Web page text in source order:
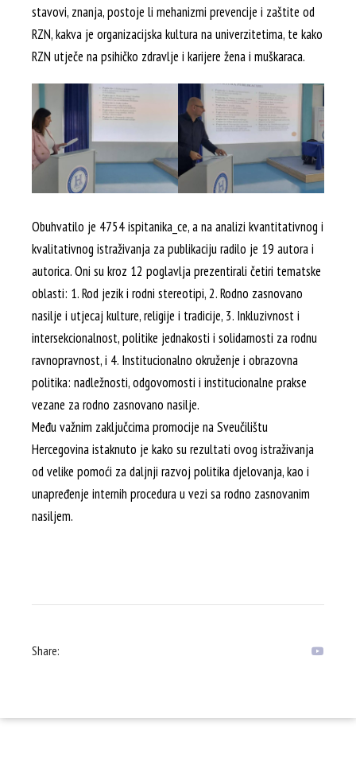
stavovi, znanja, postoje li mehanizmi prevencije i zaštite od
RZN, kakva je organizacijska kultura na univerzitetima, te kako
RZN utječe na psihičko zdravlje i karijere žena i muškaraca.
Obuhvatilo je 4754 ispitanika_ce, a na analizi kvantitativnog i
kvalitativnog istraživanja za publikaciju radilo je 19 autora i
autorica. Oni su kroz 12 poglavlja prezentirali četiri tematske
oblasti: 1. Rod jezik i rodni stereotipi, 2. Rodno zasnovano
nasilje i utjecaj kulture, religije i tradicije, 3. Inkluzivnost i
intersekcionalnost, politike jednakosti i solidarnosti za rodnu
ravnopravnost, i 4. Institucionalno okruženje i obrazovna
politika: nadležnosti, odgovornosti i institucionalne prakse
vezane za rodno zasnovano nasilje.
Među važnim zaključcima promocije na Sveučilištu
Hercegovina istaknuto je kako su rezultati ovog istraživanja
od velike pomoći za daljnji razvoj politika djelovanja, kao i
unapređenje internih procedura u vezi sa rodno zasnovanim
nasiljem.
Share: